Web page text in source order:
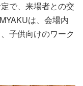
で、来場者との交
は、会場内
子供向けのワーク